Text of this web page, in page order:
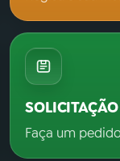
SOLICITAÇÃO
Faça um